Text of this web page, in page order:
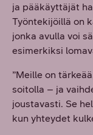
ja pääkäyttäjät
Työntekijöillä on
jonka avulla voi
esimerkiksi
”Meille on
soitolla – ja
joustavasti. Se
kun yhteydet